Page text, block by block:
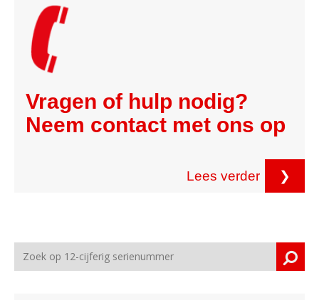
Vragen of hulp nodig?
Neem contact met ons op
Lees verder ❯